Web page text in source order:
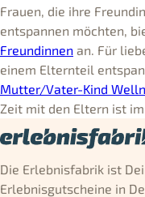
Frauen, die ihre
entspannen möchten,
Freundinnen an. Für
einem Elternteil
Mutter/Vater-Kind
Zeit mit den Eltern ist
Die Erlebnisfabrik ist
Erlebnisgutscheine in